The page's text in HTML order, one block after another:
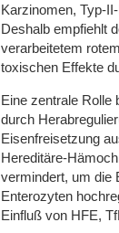
Karzinomen, Typ-
Deshalb empfiehlt
verarbeitetem
toxischen Effekte
Eine zentrale Rolle
durch
Eisenfreisetzung
Hereditäre-
vermindert, um die
Enterozyten
Einfluß von HFE,